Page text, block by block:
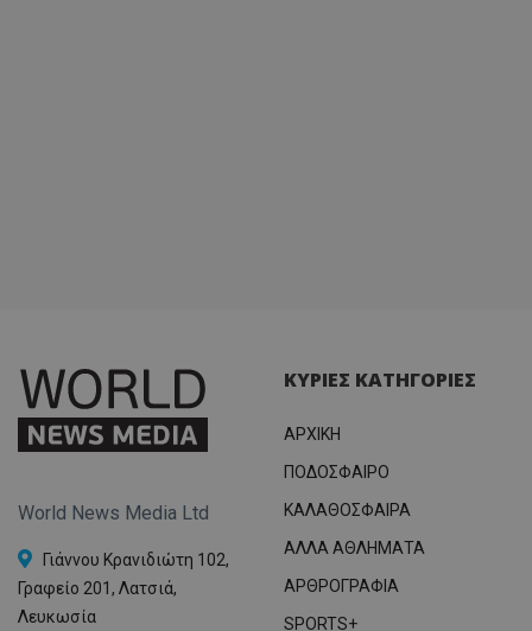
World News Media Ltd
Γιάννου Κρανιδιώτη 102,
Γραφείο 201, Λατσιά,
Λευκωσία
ΚΥΡΙΕΣ ΚΑΤΗΓΟΡΙΕΣ
ΑΡΧΙΚΗ
ΠΟΔΟΣΦΑΙΡΟ
ΚΑΛΑΘΟΣΦΑΙΡΑ
ΑΛΛΑ ΑΘΛΗΜΑΤΑ
ΑΡΘΡΟΓΡΑΦΙΑ
SPORTS+